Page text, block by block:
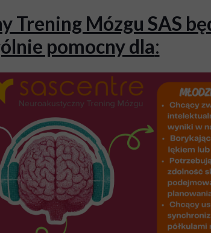
Trening Mózgu SAS
pomocny dla: